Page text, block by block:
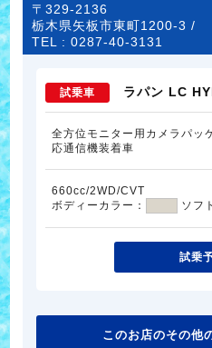
〒329-2136
栃木県矢板市東町1200-3 /
TEL :0287-40-3131
試乗車 ラパン LC
全方位モニター用カメラパッ
応通信機装着車
660cc/2WD/CVT
ボディーカラー：
ソフ
試乗
このお店のその他